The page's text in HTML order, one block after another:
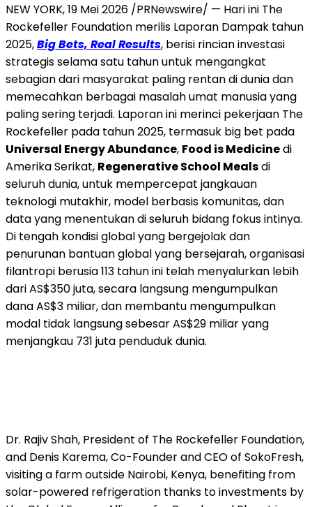
NEW YORK,19 Mei 2026 /PRNewswire/ — Hari ini The
Rockefeller Foundation merilis Laporan Dampak tahun
2025,Big Bets, Real Results, berisi rincian investasi
strategis selama satu tahun untuk mengangkat
sebagian dari masyarakat paling rentan di dunia dan
memecahkan berbagai masalah umat manusia yang
paling sering terjadi. Laporan ini merinci pekerjaan The
Rockefeller pada tahun 2025, termasuk big bet pada
Universal Energy Abundance, Food is Medicinedi
Amerika Serikat, Regenerative School Mealsdi
seluruh dunia, untuk mempercepat jangkauan
teknologi mutakhir, model berbasis komunitas, dan
data yang menentukan di seluruh bidang fokus intinya.
Di tengah kondisi global yang bergejolak dan
penurunan bantuan global yang bersejarah, organisasi
filantropi berusia 113 tahun ini telah menyalurkan lebih
dari AS$350 juta, secara langsung mengumpulkan
dana AS$3 miliar, dan membantu mengumpulkan
modal tidak langsung sebesar AS$29 miliar yang
menjangkau 731 juta penduduk dunia.
Dr. Rajiv Shah, President of The Rockefeller Foundation,
and Denis Karema, Co-Founder and CEO of SokoFresh,
visiting a farm outside Nairobi, Kenya, benefiting from
solar-powered refrigeration thanks to investments by